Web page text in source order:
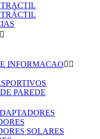

INFORMACAO 
PAREDE
SOLARES